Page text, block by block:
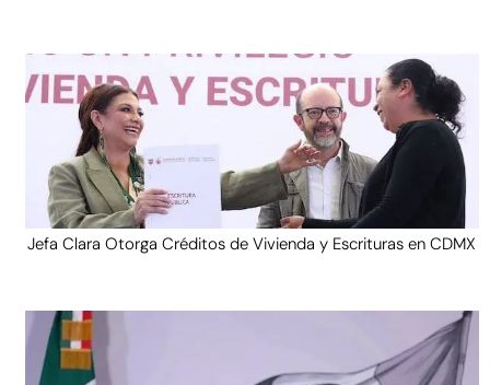
Jefa Clara Otorga Créditos de Vivienda y Escrituras en CDMX